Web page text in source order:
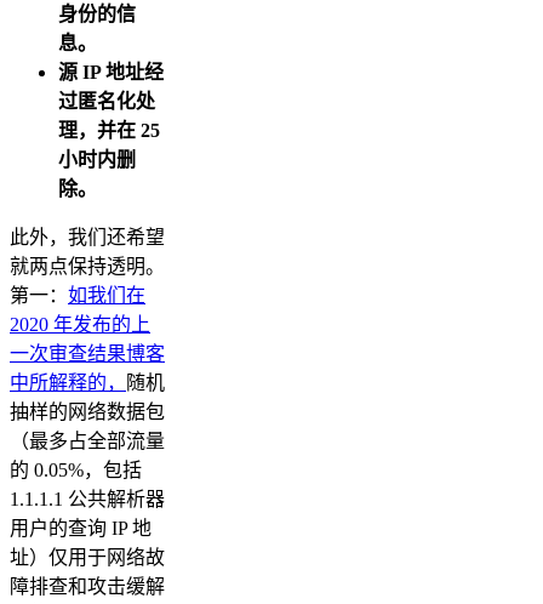
身份的信
息。
源 IP 地址经
过匿名化处
理，并在 25
小时内删
除。
此外，我们还希望
就两点保持透明。
第一： 如我们在
2020 年发布的上
一次审查结果博客
中所解释的，
随机
抽样的网络数据包
（最多占全部流量
的 0.05%，包括
1.1.1.1 公共解析器
用户的查询 IP 地
址）仅用于网络故
障排查和攻击缓解